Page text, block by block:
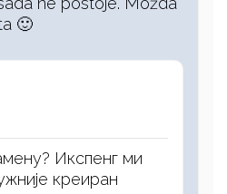
🙂
Икспенг ми
креиран